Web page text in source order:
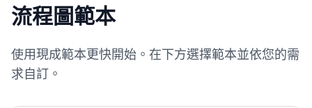
流程圖範本
使用現成範本更快開始。在下方選擇範本並依您的需
求自訂。